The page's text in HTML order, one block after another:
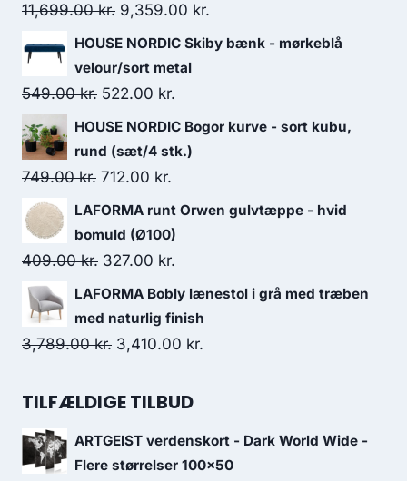
11,699.00kr. 9,359.00 kr.
HOUSE NORDIC Skiby bænk - mørkeblå
velour/sort metal
549.00kr. 522.00 kr.
HOUSE NORDIC Bogor kurve - sort kubu,
rund (sæt/4 stk.)
749.00kr. 712.00 kr.
LAFORMA runt Orwen gulvtæppe - hvid
bomuld (Ø100)
409.00kr. 327.00 kr.
LAFORMA Bobly lænestol i grå med træben
med naturlig finish
3,789.00kr. 3,410.00 kr.
TILFÆLDIGE TILBUD
ARTGEIST verdenskort - Dark World Wide -
Flere størrelser 100x50